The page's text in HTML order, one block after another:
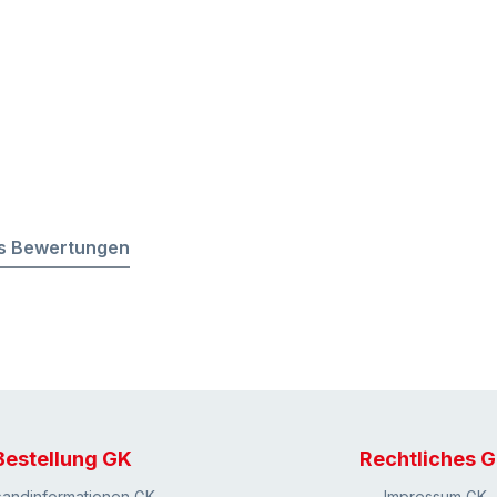
Bewertungen
GK Rechtliches